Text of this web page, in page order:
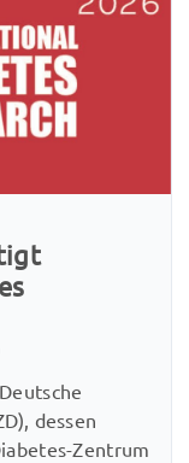
dessen
Zentrum